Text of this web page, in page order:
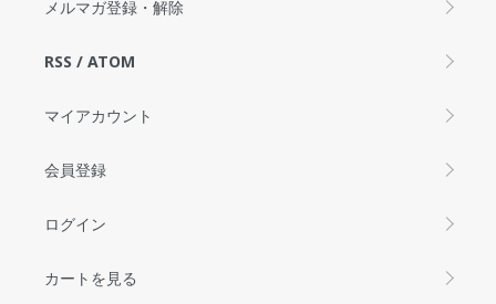
メルマガ登録・解除
RSS / ATOM
マイアカウント
会員登録
ログイン
カートを見る